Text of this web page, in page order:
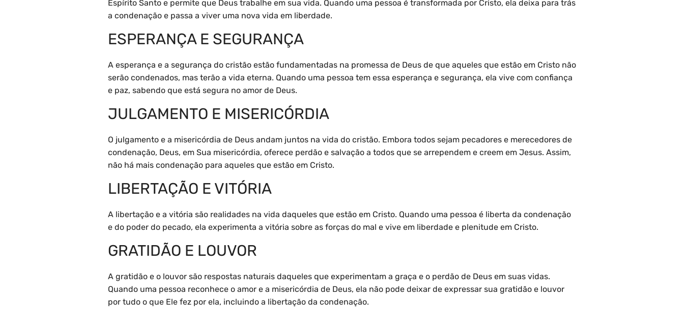
Espírito Santo e permite que Deus trabalhe em sua vida. Quando uma pessoa é transformada por Cristo, ela deixa para trás
a condenação e passa a viver uma nova vida em liberdade.
ESPERANÇA E SEGURANÇA
A esperança e a segurança do cristão estão fundamentadas na promessa de Deus de que aqueles que estão em Cristo não
serão condenados, mas terão a vida eterna. Quando uma pessoa tem essa esperança e segurança, ela vive com confiança
e paz, sabendo que está segura no amor de Deus.
JULGAMENTO E MISERICÓRDIA
O julgamento e a misericórdia de Deus andam juntos na vida do cristão. Embora todos sejam pecadores e merecedores de
condenação, Deus, em Sua misericórdia, oferece perdão e salvação a todos que se arrependem e creem em Jesus. Assim,
não há mais condenação para aqueles que estão em Cristo.
LIBERTAÇÃO E VITÓRIA
A libertação e a vitória são realidades na vida daqueles que estão em Cristo. Quando uma pessoa é liberta da condenação
e do poder do pecado, ela experimenta a vitória sobre as forças do mal e vive em liberdade e plenitude em Cristo.
GRATIDÃO E LOUVOR
A gratidão e o louvor são respostas naturais daqueles que experimentam a graça e o perdão de Deus em suas vidas.
Quando uma pessoa reconhece o amor e a misericórdia de Deus, ela não pode deixar de expressar sua gratidão e louvor
por tudo o que Ele fez por ela, incluindo a libertação da condenação.